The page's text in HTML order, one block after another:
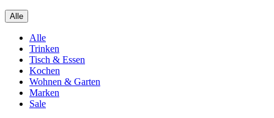
Alle
Alle
Trinken
Tisch & Essen
Kochen
Wohnen & Garten
Marken
Sale